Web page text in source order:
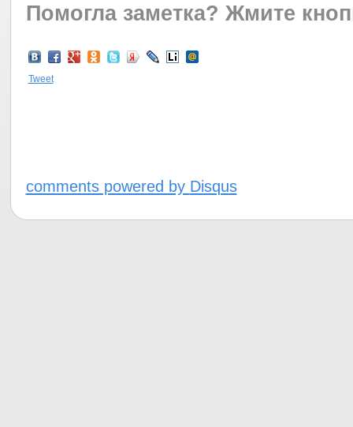
Помогла заметка? Жмите
Tweet
comments powered by Disqus